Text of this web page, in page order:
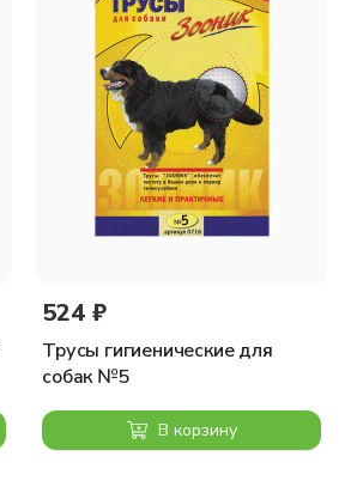
524 ₽
Трусы гигиенические для
собак №5
В корзину